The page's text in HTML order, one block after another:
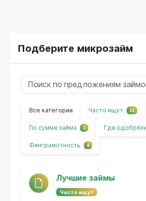
Подберите микрозайм
Все категории Часто ищут 11
По сумме займа 1 Где одобряли
Финграмотность 4
Лучшие займы
Часто ищут